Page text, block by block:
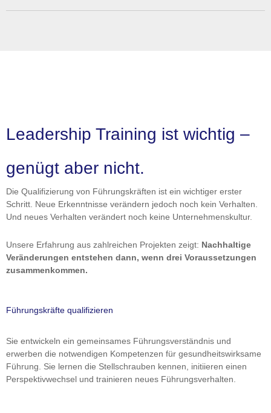
Leadership Training ist wichtig –
genügt aber nicht.
Die Qualifizierung von Führungskräften ist ein wichtiger erster
Schritt. Neue Erkenntnisse verändern jedoch noch kein Verhalten.
Und neues Verhalten verändert noch keine Unternehmenskultur.
Unsere Erfahrung aus zahlreichen Projekten zeigt: Nachhaltige
Veränderungen entstehen dann, wenn drei Voraussetzungen
zusammenkommen.
Führungskräfte qualifizieren
Sie entwickeln ein gemeinsames Führungsverständnis und
erwerben die notwendigen Kompetenzen für gesundheitswirksame
Führung. Sie lernen die Stellschrauben kennen, initiieren einen
Perspektivwechsel und trainieren neues Führungsverhalten.